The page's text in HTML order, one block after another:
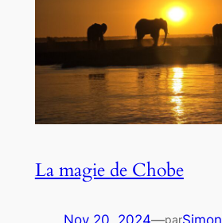
La magie de Chobe
Nov 20, 2024—parSimon